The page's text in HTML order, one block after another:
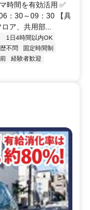
時間を有効活用 ✅
：30～09：30 【具
ア、共用部...
1日4時間以内OK
不問
固定時間制
経験者歓迎